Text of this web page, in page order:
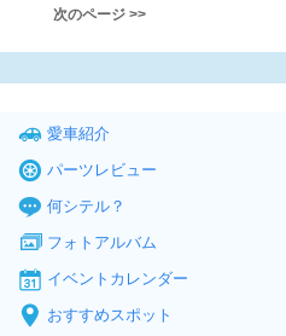
次のページ >>
愛車紹介
パーツレビュー
何シテル？
フォトアルバム
イベントカレンダー
おすすめスポット